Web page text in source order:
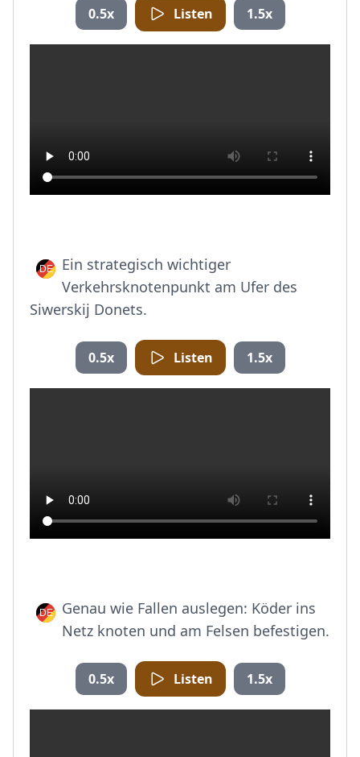
0.5x Listen 1.5x
Ein strategisch wichtiger
Verkehrsknotenpunkt am Ufer des
Siwerskij Donets.
0.5x Listen 1.5x
Genau wie Fallen auslegen: Köder ins
Netz knoten und am Felsen befestigen.
0.5x Listen 1.5x